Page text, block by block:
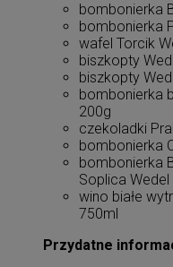
bombonierka
bombonierka
wafel Torcik
biszkopty
biszkopty
bombonierka
200g
czekoladki
bombonierka
bombonierka
Soplica Wedel
wino białe
750ml
Przydatne